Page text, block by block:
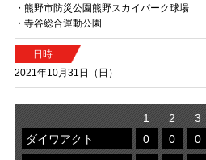
・熊野市防災公園熊野スカイパーク球場
・寺谷総合運動公園
日時
2021年10月31日（日）
1 2 3
ダイワアクト
0 0 0